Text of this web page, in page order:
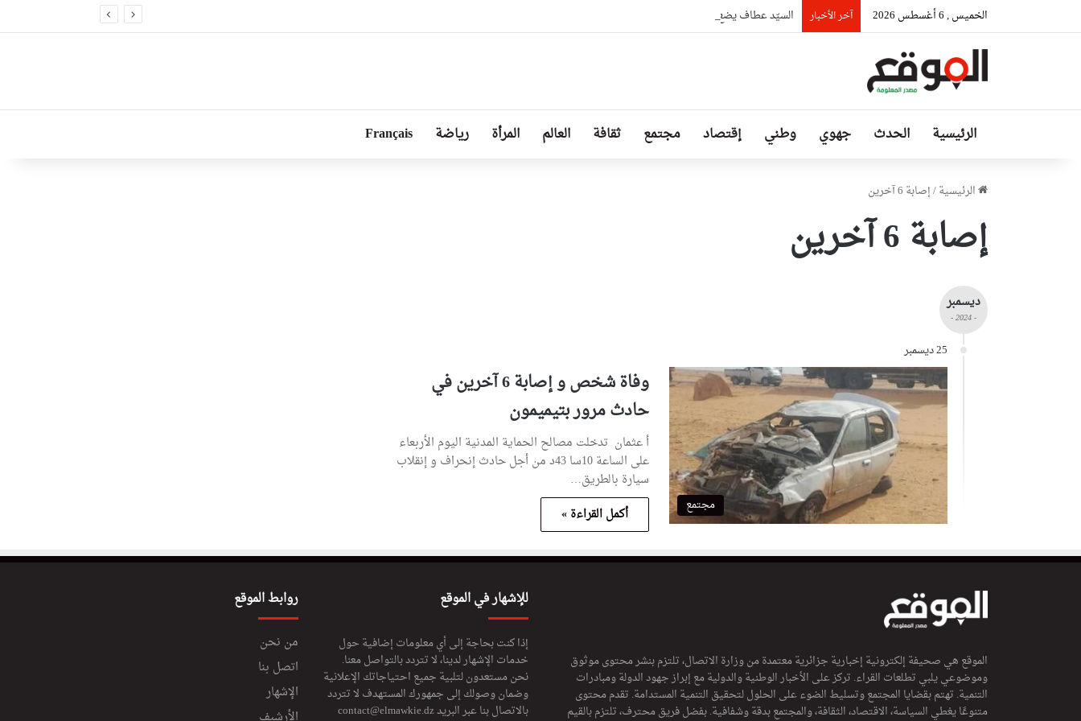
الخميس , 6 أغسطس 2026 آخر الأخبار السيّد عطاف يضع إكليلا من الزهور أمام تمثال النصر بالعاصمة مينسك
الرئيسية الحدث جهوي وطني إقتصاد مجتمع ثقافة العالم المرأة رياضة Français
الرئيسية/إصابة 6 آخرين
إصابة 6 آخرين
ديسمبر
- 2024 -
25 ديسمبر
مجتمع
وفاة شخص و إصابة 6 آخرين في
حادث مرور بتيميمون
أ عثمان تدخلت مصالح الحماية المدنية اليوم الأربعاء
على الساعة 10سا 43د من أجل حادث إنحراف و إنقلاب
سيارة بالطريق…
أكمل القراءة »
الموقع هي صحيفة إلكترونية إخبارية جزائرية معتمدة من وزارة الاتصال، تلتزم بنشر محتوى موثوق
وموضوعي يلبي تطلعات القراء. تركز على الأخبار الوطنية والدولية مع إبراز جهود الدولة ومبادرات
التنمية. تهتم بقضايا المجتمع وتسليط الضوء على الحلول لتحقيق التنمية المستدامة. تقدم محتوى
متنوعًا يغطي السياسة، الاقتصاد، الثقافة، والمجتمع بدقة وشفافية. بفضل فريق محترف، تلتزم بالقيم
للإشهار في الموقع
إذا كنت بحاجة إلى أي معلومات إضافية حول
خدمات الإشهار لدينا، لا تتردد بالتواصل معنا.
نحن مستعدون لتلبية جميع احتياجاتك الإعلانية
وضمان وصولك إلى جمهورك المستهدف لا تتردد
بالاتصال بنا عبر البريدcontact@elmawkie.dz
روابط الموقع
من نحن
اتصل بنا
الإشهار